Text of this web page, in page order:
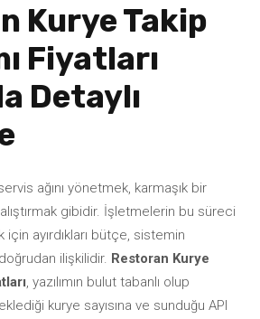
Kurye Takip
Fiyatları
Detaylı
ağını yönetmek, karmaşık bir
gibidir. İşletmelerin bu süreci
ayırdıkları bütçe, sistemin
ilişkilidir. Restoran Kurye
, yazılımın bulut tabanlı olup
kurye sayısına ve sunduğu API